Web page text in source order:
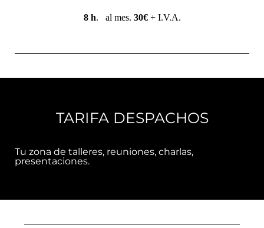
8 h. al mes. 30€+ I.V.A.
TARIFA DESPACHOS
Tu zona de talleres, reuniones, charlas,
presentaciones.